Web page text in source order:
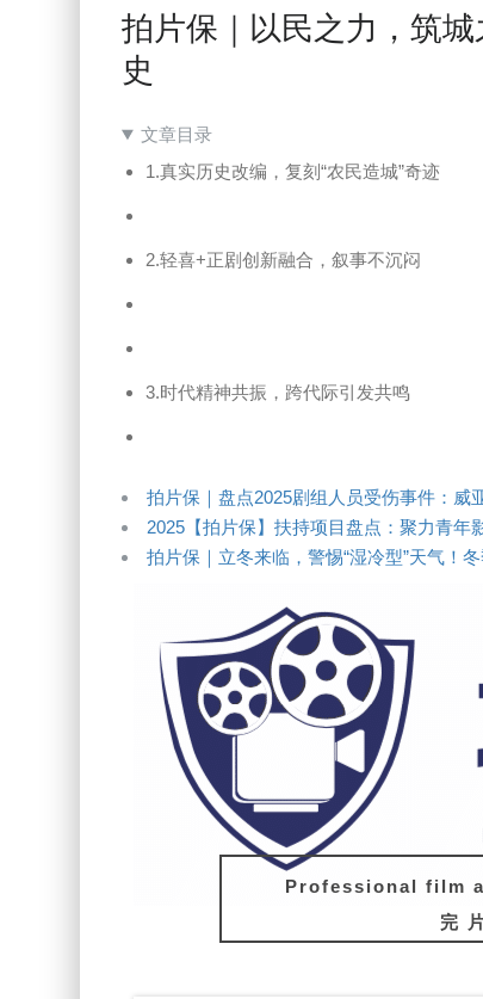
拍片保｜以民之力，筑
史
文章目录
1.真实历史改编，复刻“农民造城”奇迹
2.轻喜+正剧创新融合，叙事不沉闷
3.时代精神共振，跨代际引发共鸣
拍片保｜盘点2025剧组人员受伤事件：威
2025【拍片保】扶持项目盘点：聚力青年
拍片保｜立冬来临，警惕“湿冷型”天气！
Professional film
完